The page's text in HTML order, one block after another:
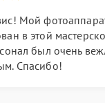
Мой
в этой
был очень
Спасибо!